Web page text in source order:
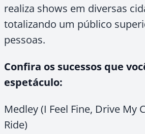
realiza shows em diversas
totalizando um público
pessoas.
Confira os sucessos que
espetáculo:
Medley (I Feel Fine, Drive My
Ride)